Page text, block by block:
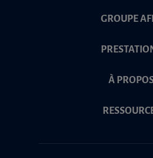
GROUPE
À